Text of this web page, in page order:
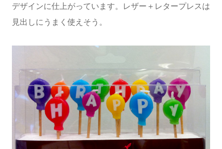
デザインに仕上がっています。レザー＋レタープレスは
見出しにうまく使えそう。